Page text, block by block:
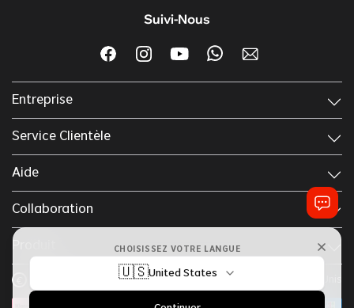
Entreprise
Service Clientèle
Aide
Collaboration
Suivi-Nous
CHOISISSEZ VOTRE LANGUE
🇺🇸United States